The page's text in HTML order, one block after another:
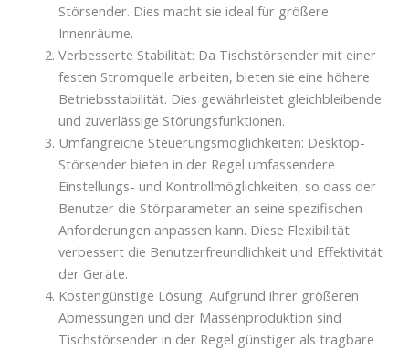
Störsender. Dies macht sie ideal für größere
Innenräume.
Verbesserte Stabilität: Da Tischstörsender mit einer
festen Stromquelle arbeiten, bieten sie eine höhere
Betriebsstabilität. Dies gewährleistet gleichbleibende
und zuverlässige Störungsfunktionen.
Umfangreiche Steuerungsmöglichkeiten: Desktop-
Störsender bieten in der Regel umfassendere
Einstellungs- und Kontrollmöglichkeiten, so dass der
Benutzer die Störparameter an seine spezifischen
Anforderungen anpassen kann. Diese Flexibilität
verbessert die Benutzerfreundlichkeit und Effektivität
der Geräte.
Kostengünstige Lösung: Aufgrund ihrer größeren
Abmessungen und der Massenproduktion sind
Tischstörsender in der Regel günstiger als tragbare